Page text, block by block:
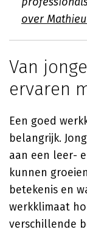
over
Van
ervaren
Een goed
belangrijk.
aan een leer-
kunnen
betekenis en
werkklimaat
verschillende